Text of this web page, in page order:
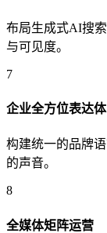
布局生成式AI搜
与可见度。
7
企业全方位表达
构建统一的品牌
的声音。
8
全媒体矩阵运营